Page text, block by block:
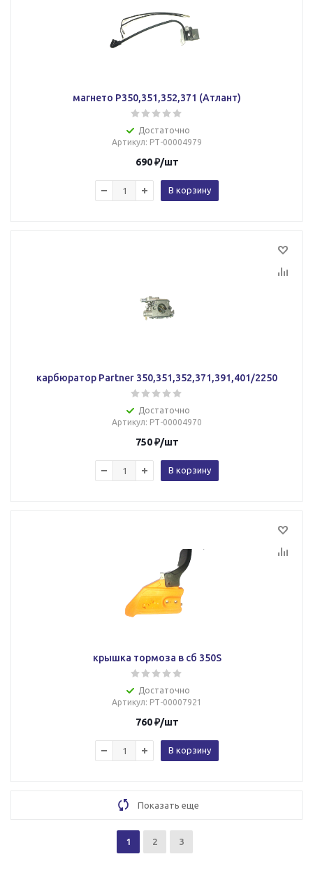
магнето Р350,351,352,371 (Атлант)
Достаточно
Артикул: РТ-00004979
690₽/шт
В корзину
карбюратор Partner 350,351,352,371,391,401/2250
Достаточно
Артикул: РТ-00004970
750₽/шт
В корзину
крышка тормоза в сб 350S
Достаточно
Артикул: РТ-00007921
760₽/шт
В корзину
Показать еще
1 2 3